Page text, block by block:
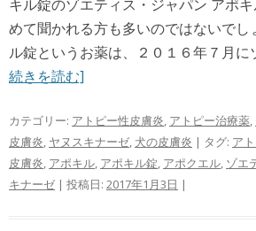
キル錠のゾエティス・ジャパン アポ
めて聞かれる方も多いのではないでし
ル錠というお薬は、２０１６年７月に
続きを読む]
カテゴリー: アトピー性皮膚炎, アトピー治療薬,
皮膚炎, ヤヌスキナーゼ, 犬の皮膚炎 | タグ: ア
皮膚炎, アポキル, アポキル錠, アポクエル, ゾエ
キナーゼ | 投稿日: 2017年1月3日 |